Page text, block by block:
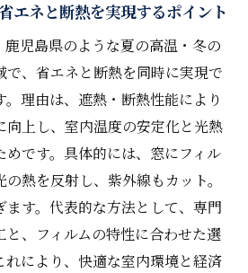
ルムで光熱費節約の実感を得
ム 貼りの省エネ実践例を紹介
の省エネ性能も見逃せない理
性を両立する窓ガラスフィル
み解く省エネ効果の実際
ルム工房の省エネサポート
エネと断熱を実現するポイント
児島県のような夏の高温・冬の
で、省エネと断熱を同時に実現で
理由は、遮熱・断熱性能により
向上し、室内温度の安定化と光熱
めです。具体的には、窓にフィル
熱を反射し、紫外線もカット。
ます。代表的な方法として、専門
、フィルムの特性に合わせた選
れにより、快適な室内環境と経済